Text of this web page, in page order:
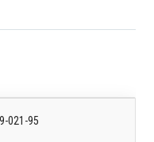
021-95